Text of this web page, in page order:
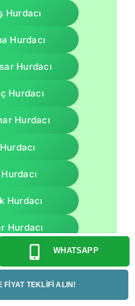
Hurdacı
Hurdacı
Hurdacı
Hurdacı
Hurdacı
Hurdacı
Hurdacı
Hurdacı
Hurdacı
WHATSAPP
FİYAT TEKLİFİ ALIN!